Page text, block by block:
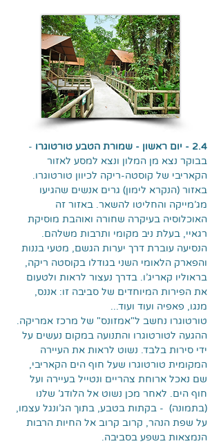
2.4 - יום ראשון - שמורת הטבע טורטוגרו
-
בבוקר נצא מן המלון ונצא למסע לאזור
הקאריבי של קוסטה-ריקה לכיוון טורטוגרו.
באזור (הנקרא לימון) גרים אנשים שהגיעו
מג'מייקה והחליטו להשאר. באזור זה
האוכלוסיה בעיקרה שחורה ואוהבת מוסיקת
רגאיי, בעלת ניב מקומי ותרבות משלהם.
הנסיעה עוברת דרך יערות הגשם, מטעי בננות
והפארק הלאומי השני בגודלו בקוסטה ריקה,
בראוליו קאריג'ו. בדרך נעצור לראות ולטעום
את הפירות המיוחדים של סביבה זו: אננס,
מנגו, פאפיה ועוד ועוד...
טורטוגרו נחשב ל"אמזונס" של מרכז אמריקה.
ההגעה לטורטוגרו והתנועה במקום נעשים על
ידי סירות בלבד. נשוט לראות את העיירה
המקומית טורטוגרו שעל חוף הים הקאריבי,
שם נאכל ארוחת צהריים ונטייל בעיירה ועל
חוף הים. לאחר מכן נשוט אל הלודג' שלנו
(בתמונה) - בקתות בטבע, בתוך הג'ונגל עצמו,
על שפת הנהר, קרוב קרוב אל החיות הרבות
הנמצאות בשפע בסביבה.